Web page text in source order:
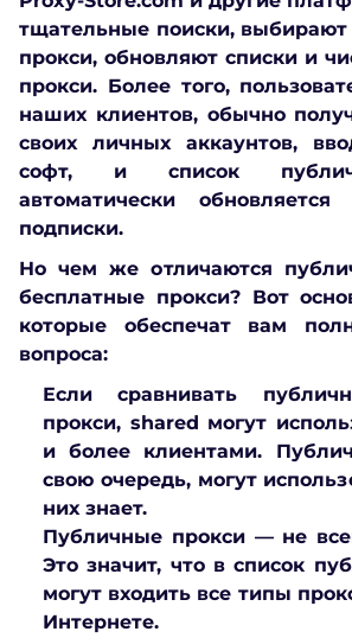
тщательные поиски,
прокси, обновляют списки и
прокси. Более того,
наших клиентов, обычно
своих личных аккаунтов,
софт, и список
автоматически
подписки.
Но чем же отличаются
бесплатные прокси? Вот
которые обеспечат вам
вопроса:
Если сравнивать
прокси, shared могут
и более клиентами.
свою очередь, могут
них знает.
Публичные прокси — не
Это значит, что в список
могут входить все типы
Интернете.